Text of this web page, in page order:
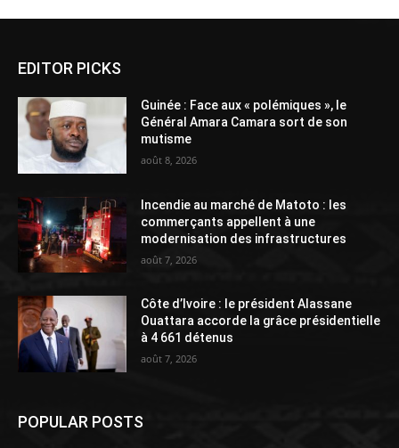
EDITOR PICKS
Guinée : Face aux « polémiques », le
Général Amara Camara sort de son
mutisme
août 8, 2026
Incendie au marché de Matoto : les
commerçants appellent à une
modernisation des infrastructures
août 7, 2026
Côte d’Ivoire : le président Alassane
Ouattara accorde la grâce présidentielle
à 4 661 détenus
août 7, 2026
POPULAR POSTS